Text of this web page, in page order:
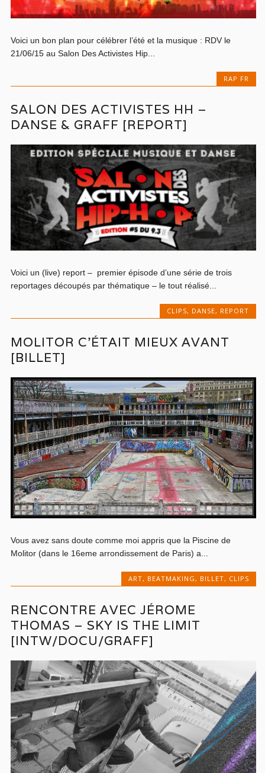
Voici un bon plan pour célébrer l’été et la musique : RDV le
21/06/15 au Salon Des Activistes Hip...
RAP FR
SALON DES ACTIVISTES HH –
DANSE & GRAFF [REPORT]
Voici un (live) report – premier épisode d’une série de trois
reportages découpés par thématique – le tout réalisé...
CLIPS, DANSE, REPORT
MOLITOR C’ÉTAIT MIEUX AVANT
[BILLET]
Vous avez sans doute comme moi appris que la Piscine de
Molitor (dans le 16eme arrondissement de Paris) a...
ART, BEATMAKING, BILLET, CLIPS
RENCONTRE AVEC JÉROME
THOMAS – SKY IS THE LIMIT
[INTW/DOCU/GRAFF]